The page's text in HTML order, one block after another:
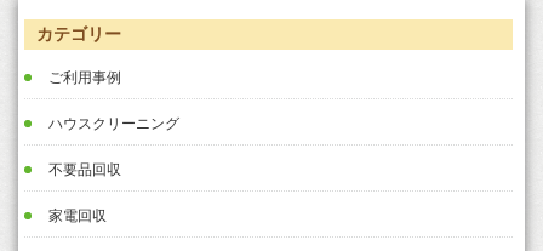
カテゴリー
ご利用事例
ハウスクリーニング
不要品回収
家電回収